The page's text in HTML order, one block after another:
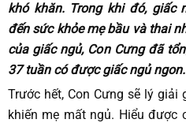
khó khăn. Trong khi đó, giấc
đến sức khỏe mẹ bầu và thai
của giấc ngủ, Con Cưng đã
37 tuần có được giấc ngủ ngon.
Trước hết, Con Cưng sẽ lý giải
khiến mẹ mất ngủ. Hiểu được